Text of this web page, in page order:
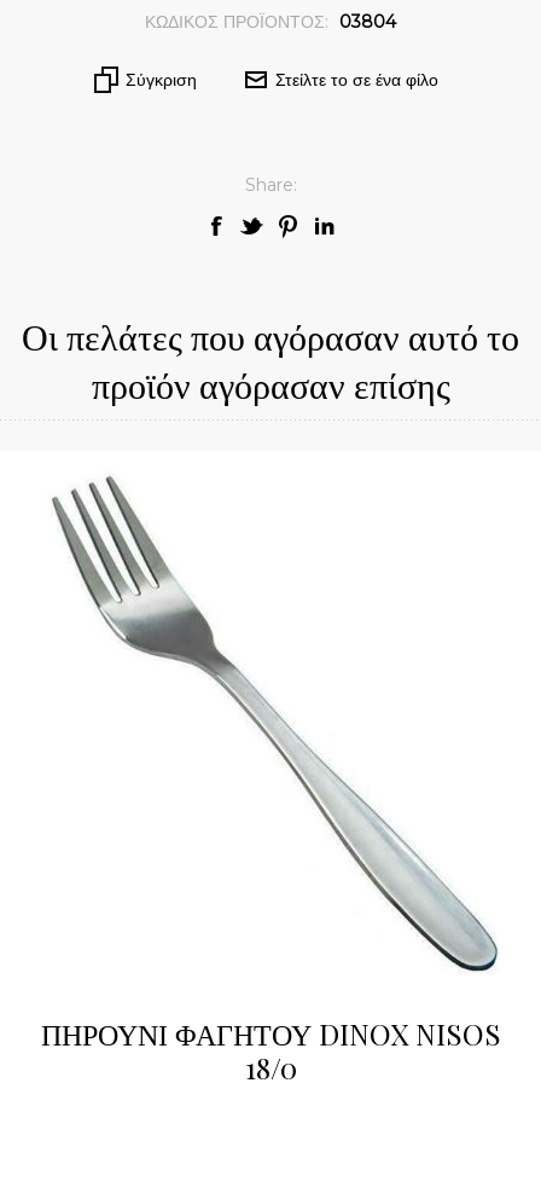
ΚΩΔΙΚΟΣ ΠΡΟΪΟΝΤΟΣ:
03804
Σύγκριση Στείλτε το σε ένα φίλο
Share:
Οι πελάτες που αγόρασαν αυτό το
προϊόν αγόρασαν επίσης
ΠΗΡΟΥΝΙ ΦΑΓΗΤΟΥ DINOX NISOS
18/0